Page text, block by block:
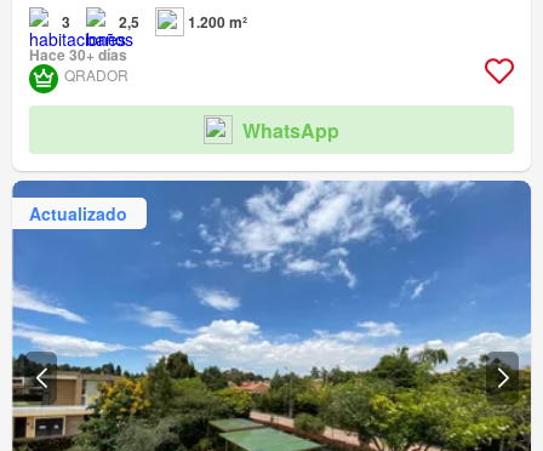
3 2,5
1.200 m²
Hace 30+ días
QRADOR
WhatsApp
Actualizado